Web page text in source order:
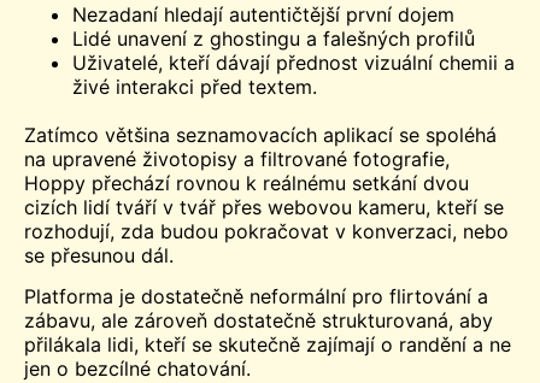
Nezadaní hledají autentičtější první dojem
Lidé unavení z ghostingu a falešných profilů
Uživatelé, kteří dávají přednost vizuální chemii a
živé interakci před textem.
Zatímco většina seznamovacích aplikací se spoléhá
na upravené životopisy a filtrované fotografie,
Hoppy přechází rovnou k reálnému setkání dvou
cizích lidí tváří v tvář přes webovou kameru, kteří se
rozhodují, zda budou pokračovat v konverzaci, nebo
se přesunou dál.
Platforma je dostatečně neformální pro flirtování a
zábavu, ale zároveň dostatečně strukturovaná, aby
přilákala lidi, kteří se skutečně zajímají o randění a ne
jen o bezcílné chatování.